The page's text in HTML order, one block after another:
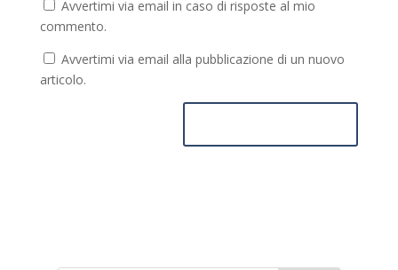
Avvertimi via email in caso di risposte al mio
commento.
Avvertimi via email alla pubblicazione di un nuovo
articolo.